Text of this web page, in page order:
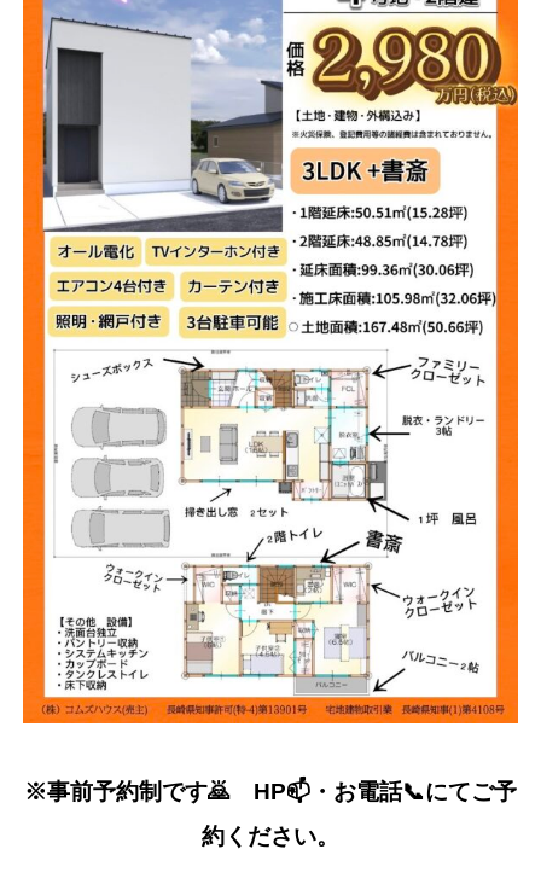
※事前予約制です🙇 HP📫・お電話📞にてご予
約ください。